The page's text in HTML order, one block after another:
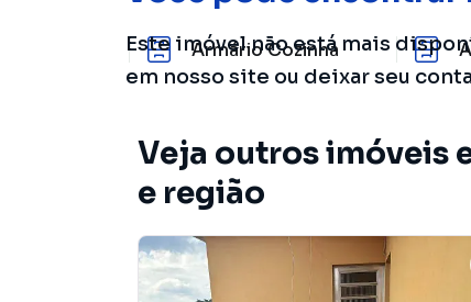
Este imóvel não está mais
em nosso site ou deixar seu
Armário Cozinha
Veja outros imóveis
e região